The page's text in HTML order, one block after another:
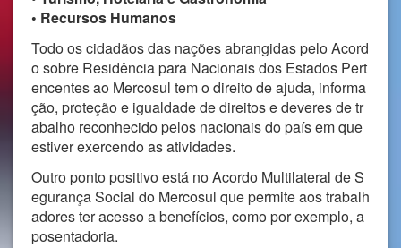
• Recursos Humanos
Todo os cidadãos das nações abrangidas pelo Acord
o sobre Residência para Nacionais dos Estados Pert
encentes ao Mercosul tem o direito de ajuda, informa
ção, proteção e igualdade de direitos e deveres de tr
abalho reconhecido pelos nacionais do país em que
estiver exercendo as atividades.
Outro ponto positivo está no Acordo Multilateral de S
egurança Social do Mercosul que permite aos trabalh
adores ter acesso a benefícios, como por exemplo, a
posentadoria.